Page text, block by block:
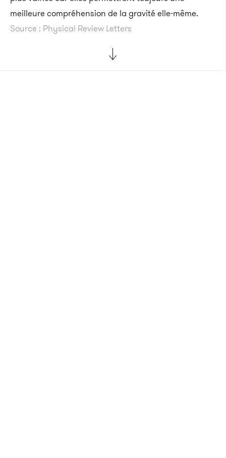
meilleure compréhension de la gravité elle-même.
Source : Physical Review Letters